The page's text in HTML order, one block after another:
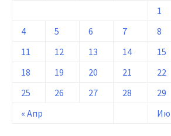
« Апр
1
4
5 6 7 8
11
12 13 14 15
18
19 20 21 22
25
26 27 28 29